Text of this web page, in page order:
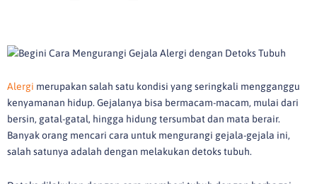
Alergi merupakan salah satu kondisi yang seringkali mengganggu
kenyamanan hidup. Gejalanya bisa bermacam-macam, mulai dari
bersin, gatal-gatal, hingga hidung tersumbat dan mata berair.
Banyak orang mencari cara untuk mengurangi gejala-gejala ini,
salah satunya adalah dengan melakukan detoks tubuh.